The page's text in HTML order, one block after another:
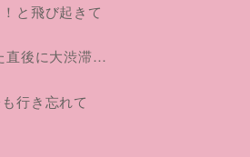
と飛び起きて
直後に大渋滞…
行き忘れて